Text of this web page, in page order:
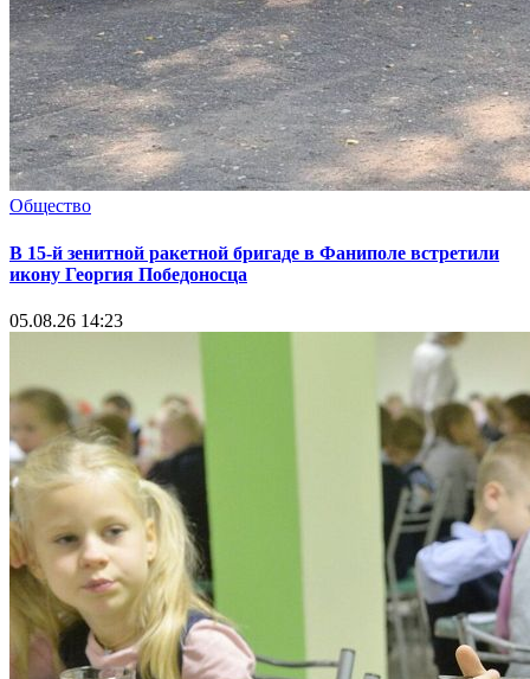
Общество
В 15-й зенитной ракетной бригаде в Фаниполе встретили
икону Георгия Победоносца
05.08.26 14:23